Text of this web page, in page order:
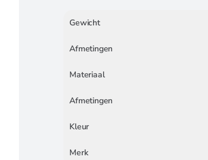
Gewicht
Afmetingen
Materiaal
Afmetingen
Kleur
Merk